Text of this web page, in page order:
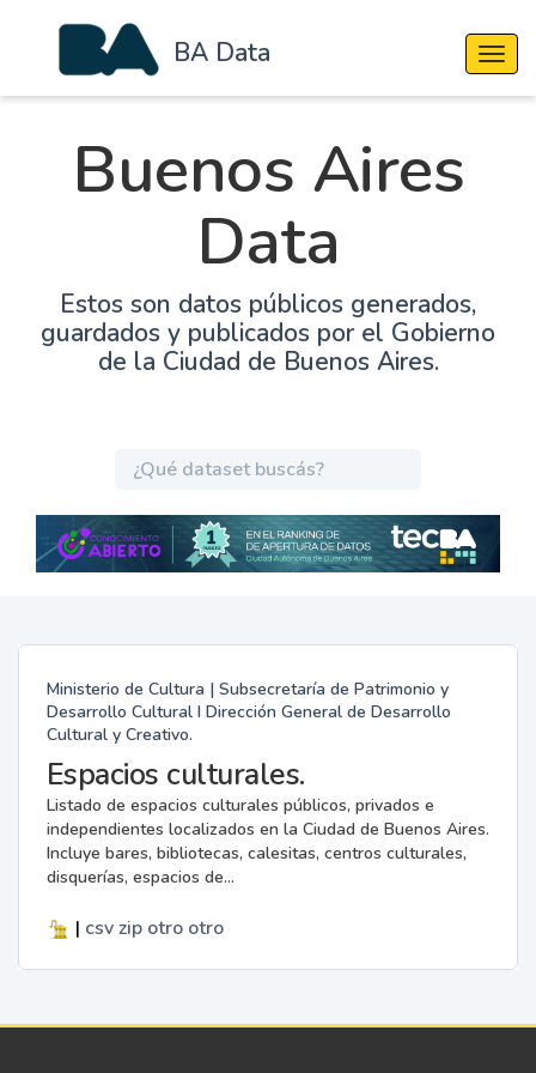
BA Data
Buenos Aires
Data
Estos son datos públicos generados,
guardados y publicados por el Gobierno
de la Ciudad de Buenos Aires.
Ministerio de Cultura | Subsecretaría de Patrimonio y
Desarrollo Cultural I Dirección General de Desarrollo
Cultural y Creativo.
Espacios culturales.
Listado de espacios culturales públicos, privados e
independientes localizados en la Ciudad de Buenos Aires.
Incluye bares, bibliotecas, calesitas, centros culturales,
disquerías, espacios de...
| csv zip otro otro